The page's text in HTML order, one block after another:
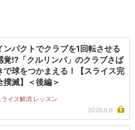
ンパクトでクラブを1回転させる
覚!?「クルリンパ」のクラブさば
で球をつかまえる！【スライス完
撲滅】＜後編＞
ライス解消 レッスン
2026.8.6